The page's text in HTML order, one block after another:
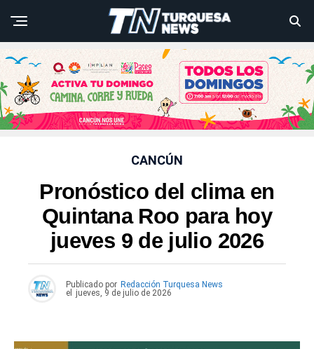
CANCÚN
Pronóstico del clima en
Quintana Roo para hoy
jueves 9 de julio 2026
Publicado por Redacción Turquesa News
el
jueves, 9 de julio de 2026